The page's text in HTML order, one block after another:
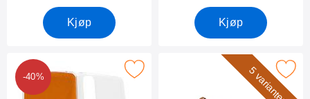
Kjøp Kjøp
-40%
Designdeksel Sony Xperia 5 III (XQ-BQ52) som favoritt
5 varianter
Merk håndleddsstropp til XL